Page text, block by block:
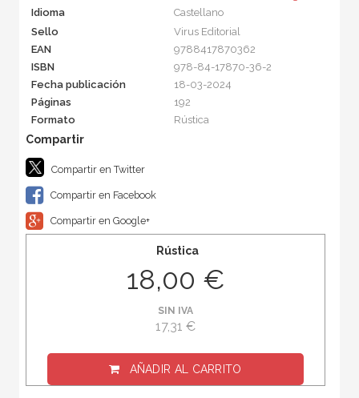
Idioma
Castellano
Sello
Virus Editorial
EAN
9788417870362
ISBN
978-84-17870-36-2
Fecha publicación
18-03-2024
Páginas
192
Formato
Rústica
Compartir en Twitter
Compartir en Facebook
Compartir en Google+
Rústica
18,00 €
SIN IVA
17,31 €
AÑADIR AL CARRITO